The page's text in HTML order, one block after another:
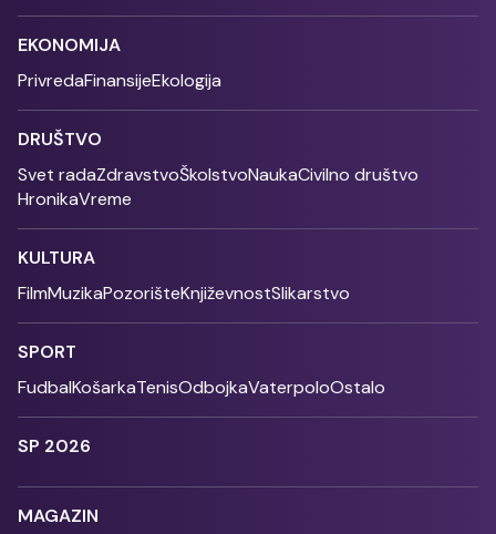
EKONOMIJA
PrivredaFinansijeEkologija
DRUŠTVO
Svet radaZdravstvoŠkolstvoNaukaCivilno društvo
HronikaVreme
KULTURA
FilmMuzikaPozorišteKnjiževnostSlikarstvo
SPORT
FudbalKošarkaTenisOdbojkaVaterpoloOstalo
SP 2026
MAGAZIN